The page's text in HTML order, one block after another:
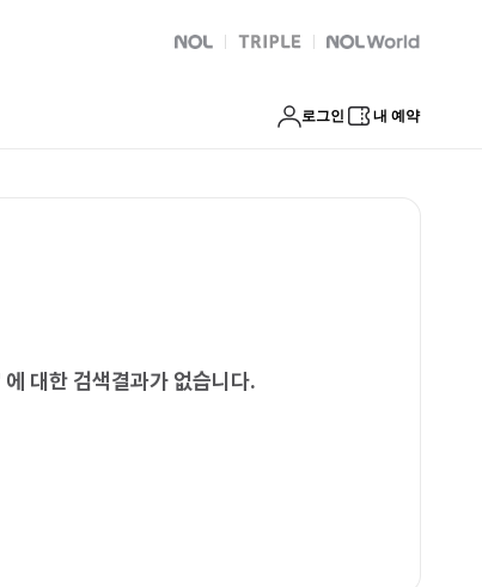
NOL 트리플 Global Interpark
로그인 내 예약
에 대한 검색결과가 없습니다.